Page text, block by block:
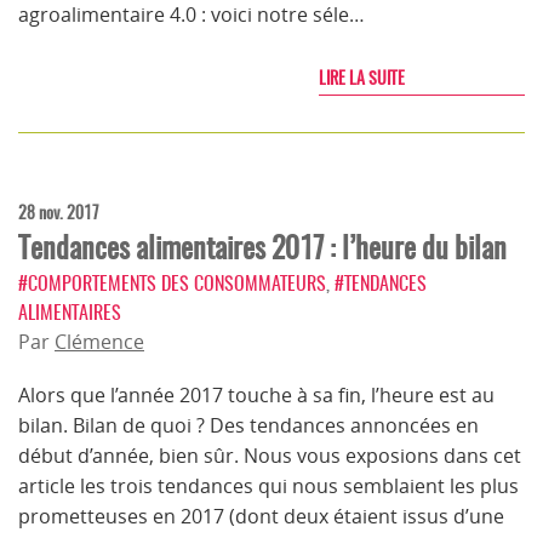
agroalimentaire 4.0 : voici notre séle…
LIRE LA SUITE
28 nov. 2017
Tendances alimentaires 2017 : l’heure du bilan
#COMPORTEMENTS DES CONSOMMATEURS #TENDANCES
ALIMENTAIRES
Par Clémence
Alors que l’année 2017 touche à sa fin, l’heure est au
bilan. Bilan de quoi ? Des tendances annoncées en
début d’année, bien sûr. Nous vous exposions dans cet
article les trois tendances qui nous semblaient les plus
prometteuses en 2017 (dont deux étaient issus d’une